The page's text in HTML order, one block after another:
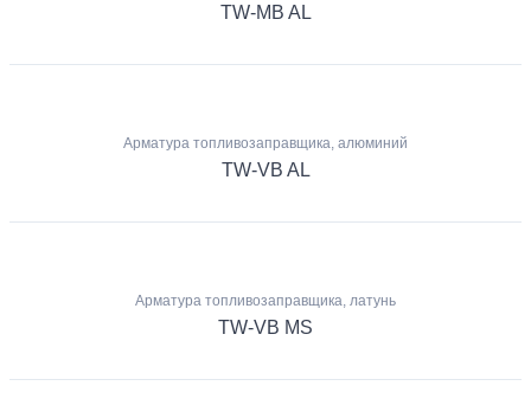
TW-MB AL
Арматура топливозаправщика, алюминий
TW-VB AL
Арматура топливозаправщика, латунь
TW-VB MS